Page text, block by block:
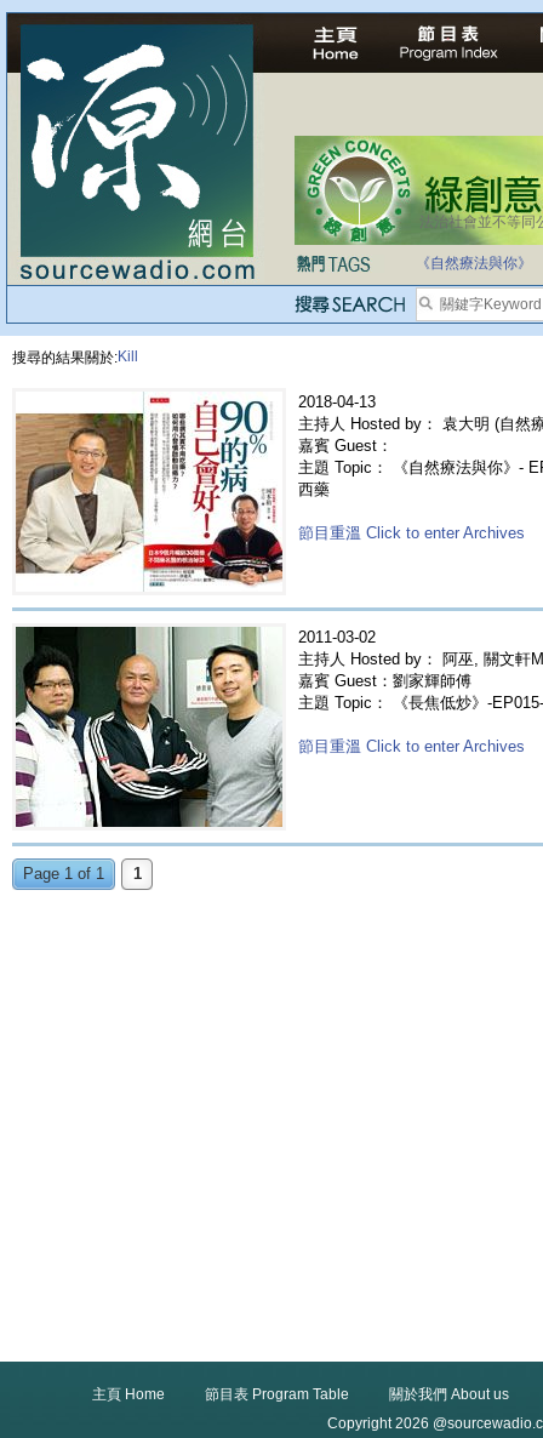
法治社會並不等同
自家教育合法化-
《自然療法與你》
搜尋的結果關於:Kill
2018-04-13
主持人 Hosted by： 袁大明 (自然
嘉賓 Guest：
主題 Topic： 《自然療法與你》-
西藥
節目重溫 Click to enter Archives
2011-03-02
主持人 Hosted by： 阿巫, 關文軒
嘉賓 Guest：劉家輝師傅
主題 Topic： 《長焦低炒》-
節目重溫 Click to enter Archives
Page 1 of 1 1
主頁 Home 節目表 Program Table
關於我們 About us
Copyright 2026